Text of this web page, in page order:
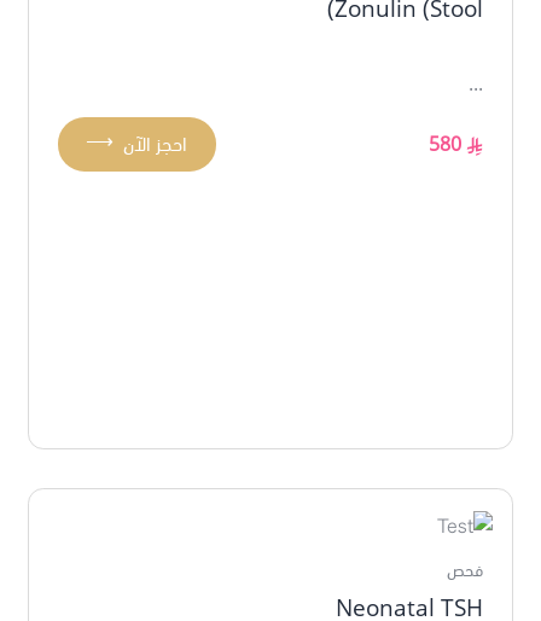
Zonulin (Stool)
...
580
⟶ احجز الآن
فحص
Neonatal TSH